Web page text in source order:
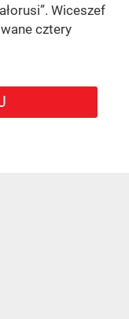
Wiceszef
cztery